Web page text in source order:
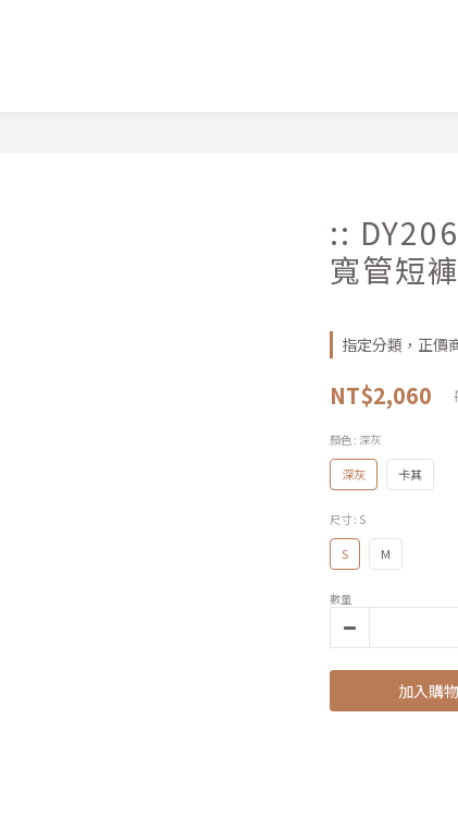
::
寬管短
指定分類，正價
NT$2,060
顏色 : 深灰
深灰 卡其
尺寸: S
S M
數量
加入購